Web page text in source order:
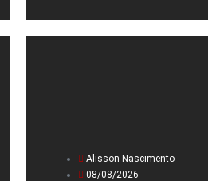
Alisson Nascimento
08/08/2026